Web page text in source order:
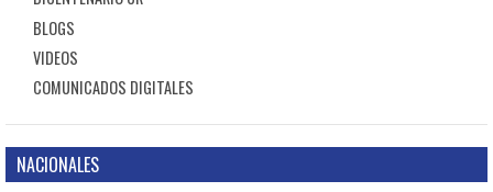
BLOGS
VIDEOS
COMUNICADOS DIGITALES
NACIONALES